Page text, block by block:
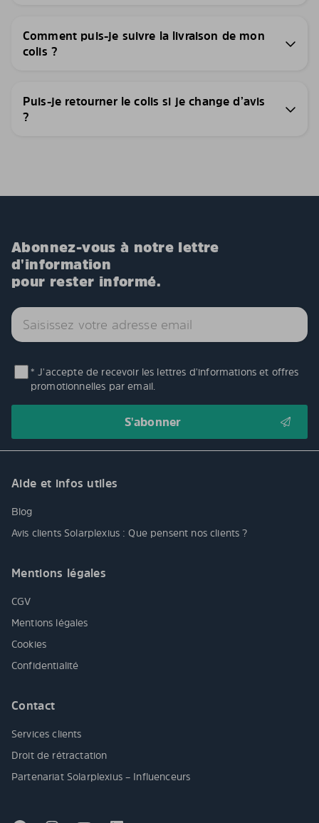
Comment puis-je suivre la livraison de mon
colis ?
Puis-je retourner le colis si je change d’avis
?
Abonnez-vous à notre lettre
d'information
pour rester informé.
* J'accepte de recevoir les lettres d'informations et offres
promotionnelles par email.
Aide et infos utiles
Blog
Avis clients Solarplexius : Que pensent nos clients ?
Mentions légales
CGV
Mentions légales
Cookies
Confidentialité
Contact
Services clients
Droit de rétractation
Partenariat Solarplexius – Influenceurs